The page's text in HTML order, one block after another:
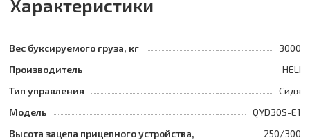
Характеристики
Вес буксируемого груза, кг
3000
Производитель
HELI
Тип управления
Сидя
Модель
QYD30S-E1
Высота зацепа прицепного устройства,
250/300